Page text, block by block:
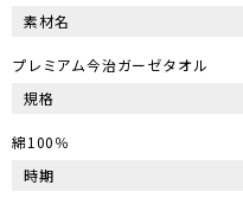
素材名
プレミアム今治ガーゼタオル
規格
綿100％
時期